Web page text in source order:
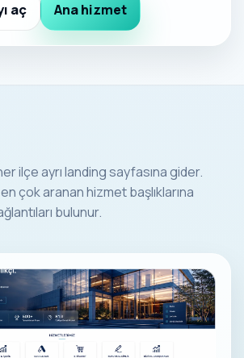
aç Ana hizmet
ilçe ayrı landing sayfasına gider.
çok aranan hizmet başlıklarına
bulunur.